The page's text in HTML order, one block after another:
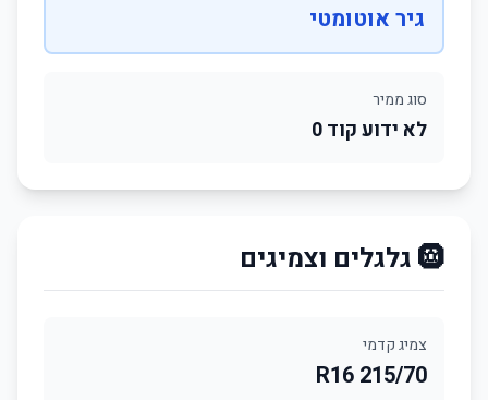
גיר אוטומטי
סוג ממיר
לא ידוע קוד 0
🛞 גלגלים וצמיגים
צמיג קדמי
215/70 R16